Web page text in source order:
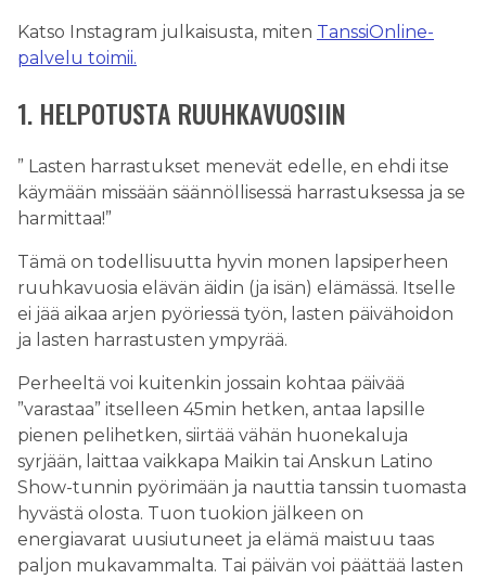
Katso Instagram julkaisusta, miten TanssiOnline-
palvelu toimii.
1. HELPOTUSTA RUUHKAVUOSIIN
” Lasten harrastukset menevät edelle, en ehdi itse
käymään missään säännöllisessä harrastuksessa ja se
harmittaa!”
Tämä on todellisuutta hyvin monen lapsiperheen
ruuhkavuosia elävän äidin (ja isän) elämässä. Itselle
ei jää aikaa arjen pyöriessä työn, lasten päivähoidon
ja lasten harrastusten ympyrää.
Perheeltä voi kuitenkin jossain kohtaa päivää
”varastaa” itselleen 45min hetken, antaa lapsille
pienen pelihetken, siirtää vähän huonekaluja
syrjään, laittaa vaikkapa Maikin tai Anskun Latino
Show-tunnin pyörimään ja nauttia tanssin tuomasta
hyvästä olosta. Tuon tuokion jälkeen on
energiavarat uusiutuneet ja elämä maistuu taas
paljon mukavammalta. Tai päivän voi päättää lasten